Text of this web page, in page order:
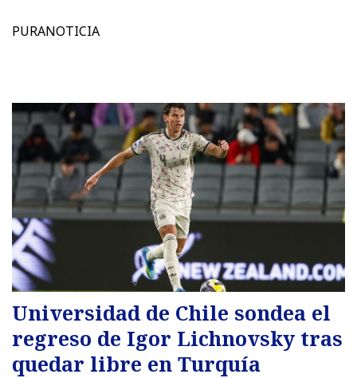
PURANOTICIA
Universidad de Chile sondea el
regreso de Igor Lichnovsky tras
quedar libre en Turquía